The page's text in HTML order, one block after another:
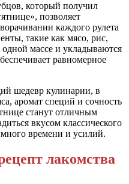
который получил
позволяет
каждого рулета
такие как мясо, рис,
массе и укладываются
равномерное
шедевр кулинарии, в
аромат специй и сочность
станут отличным
вкусом классического
времени и усилий.
лакомства